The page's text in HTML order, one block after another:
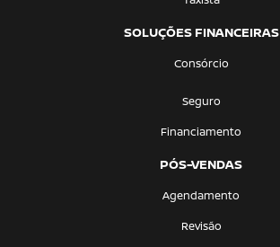
SOLUÇÕES FINANCEIRAS
Consórcio
Seguro
Financiamento
PÓS-VENDAS
Agendamento
Revisão